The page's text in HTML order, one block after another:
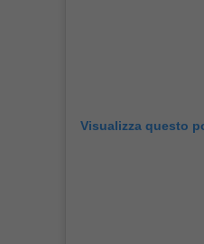
Visualizza questo